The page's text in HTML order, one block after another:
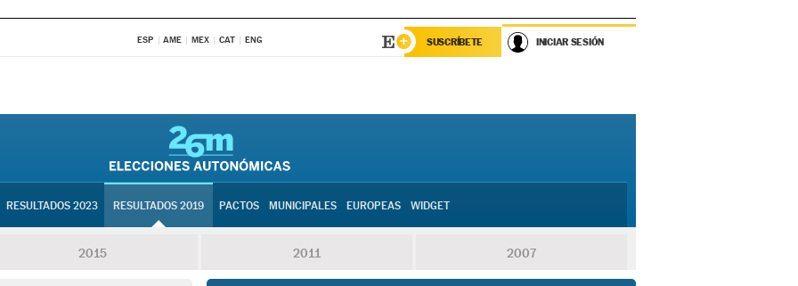
ESP AME MEX CAT ENG SUSCRÍBETE INICIAR SESIÓN
RESULTADOS 2023 RESULTADOS 2019 PACTOS MUNICIPALES EUROPEAS WIDGET
2015 2011 2007